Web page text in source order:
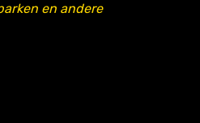
en andere